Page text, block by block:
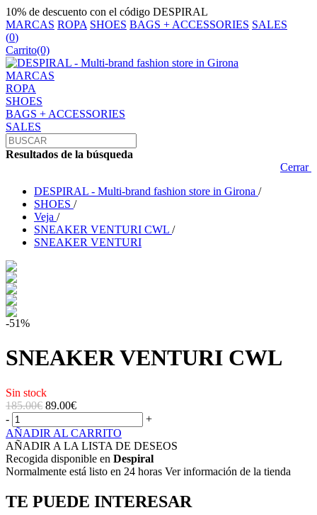
10% de descuento con el código DESPIRAL
MARCAS ROPA SHOES BAGS + ACCESSORIES SALES
(0)
Carrito(0)
MARCAS
ROPA
SHOES
BAGS + ACCESSORIES
SALES
Resultados de la búsqueda
Cerrar
DESPIRAL - Multi-brand fashion store in Girona /
SHOES /
Veja /
SNEAKER VENTURI CWL /
SNEAKER VENTURI
-51%
SNEAKER VENTURI CWL
Sin stock
185.00€ 89.00€
-
+
AÑADIR AL CARRITO
AÑADIR A LA LISTA DE DESEOS
Recogida disponible en Despiral
Normalmente está listo en 24 horas Ver información de la tienda
TE PUEDE INTERESAR